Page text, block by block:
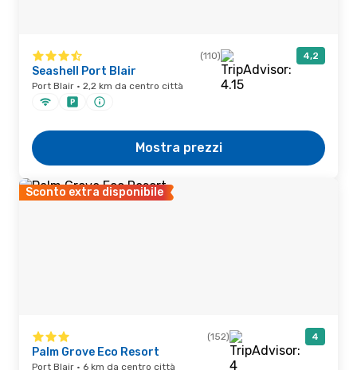
(110) 4,2
Seashell Port Blair
Port Blair · 2,2 km da centro città
Mostra prezzi
Sconto extra disponibile
(152) 4
Palm Grove Eco Resort
Port Blair · 6 km da centro città